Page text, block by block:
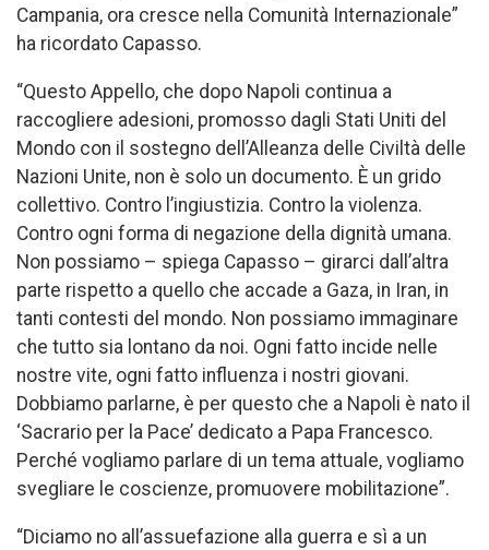
Campania, ora cresce nella Comunità Internazionale”
ha ricordato Capasso.
“Questo Appello, che dopo Napoli continua a
raccogliere adesioni, promosso dagli Stati Uniti del
Mondo con il sostegno dell’Alleanza delle Civiltà delle
Nazioni Unite, non è solo un documento. È un grido
collettivo. Contro l’ingiustizia. Contro la violenza.
Contro ogni forma di negazione della dignità umana.
Non possiamo – spiega Capasso – girarci dall’altra
parte rispetto a quello che accade a Gaza, in Iran, in
tanti contesti del mondo. Non possiamo immaginare
che tutto sia lontano da noi. Ogni fatto incide nelle
nostre vite, ogni fatto influenza i nostri giovani.
Dobbiamo parlarne, è per questo che a Napoli è nato il
‘Sacrario per la Pace’ dedicato a Papa Francesco.
Perché vogliamo parlare di un tema attuale, vogliamo
svegliare le coscienze, promuovere mobilitazione”.
“Diciamo no all’assuefazione alla guerra e sì a un